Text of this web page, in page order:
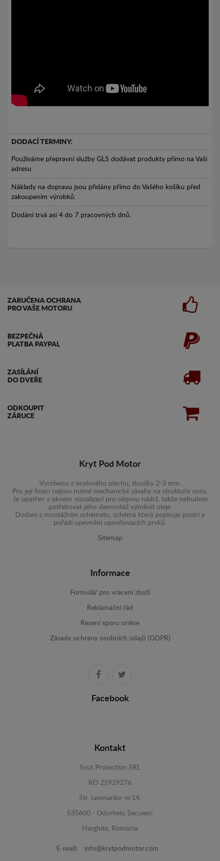
DODACÍ TERMINY:
Používáme přepravní služby GLS dodávat produkty přímo na Vaši
adresu.
Náklady na dopravu jsou přidány přímo do Vašého košíku před
zakoupením výrobků.
Dodání trvá asi 4 do 7 pracovných dnů.
ZARUČENA OCHRANA
PRO VAŠE MOTORU
BEZPEČNÁ
PLATBA PAYPAL
ZASÍLÁNÍ
DO DVEŘE
ODKOUPIT
ZÁRUCE
Kryt Pod Motor
Vyrobeno z ocelového plechu, tloušky 2-3 mm.
Pro její fixaci nejsou nutné mechanické zásahy na struktuře vozu.
Je opatřen s oknem vizualizací pro olejovu nádrž, takže nebudete
potřebovat jeho demontáž výměnit oleje.
Dodaní s montážním schématu, schéma která popisuje pozici a
pořadí upevnění upevňovacích prvků.
Sitemap
Informace
Formulář pro vrácení zboží
Reklamační řád
Resení sporu online
Zásady ochrany osobních údajů (GDPR)
Facebook
Kontakt
Scut Protection SRL
RO 25929276
Str. Lemnarilor nr.14.
535600 - Odorheiu Secuiesc
Harghita, Romania
E-mail: info@krytpodmotor.com